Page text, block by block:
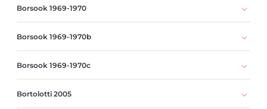
Borsook 1969-1970
Borsook 1969-1970b
Borsook 1969-1970c
Bortolotti 2005